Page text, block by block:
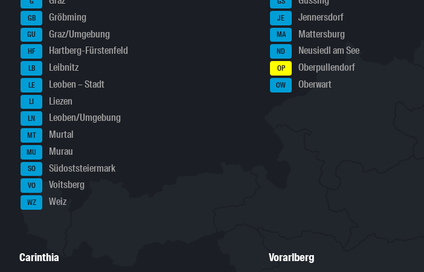
GB Gröbming
GU Graz/Umgebung
HF Hartberg-Fürstenfeld
LB Leibnitz
LE Leoben – Stadt
LI Liezen
LN Leoben/Umgebung
MT Murtal
MU Murau
SO Südoststeiermark
VO Voitsberg
WZ Weiz
JE Jennersdorf
MA Mattersburg
ND Neusiedl am See
OP Oberpullendorf
OW Oberwart
Carinthia Vorarlberg